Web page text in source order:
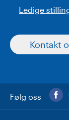
Ledige
Kontakt
Følg oss